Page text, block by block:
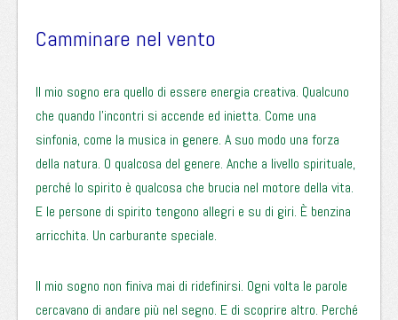
Camminare nel vento
Il mio sogno era quello di essere energia creativa. Qualcuno
che quando l’incontri si accende ed inietta. Come una
sinfonia, come la musica in genere. A suo modo una forza
della natura. O qualcosa del genere. Anche a livello spirituale,
perché lo spirito è qualcosa che brucia nel motore della vita.
E le persone di spirito tengono allegri e su di giri. È benzina
arricchita. Un carburante speciale.
Il mio sogno non finiva mai di ridefinirsi. Ogni volta le parole
cercavano di andare più nel segno. E di scoprire altro. Perché